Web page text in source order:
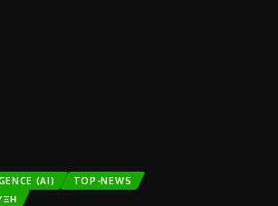
(AI)
TOP-NEWS